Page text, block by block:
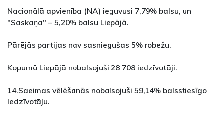
Nacionālā apvienība (NA) ieguvusi 7,79% balsu, un
"Saskaņa" – 5,20% balsu Liepājā.
Pārējās partijas nav sasniegušas 5% robežu.
Kopumā Liepājā nobalsojuši 28 708 iedzīvotāji.
14.Saeimas vēlēšanās nobalsojuši 59,14% balsstiesīgo
iedzīvotāju.